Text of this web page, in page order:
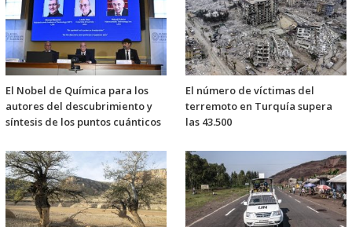
El Nobel de Química para los
autores del descubrimiento y
síntesis de los puntos cuánticos
El número de víctimas del
terremoto en Turquía supera
las 43.500